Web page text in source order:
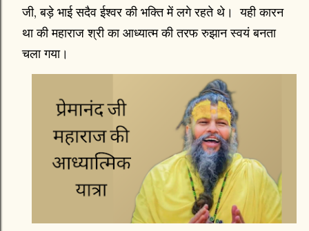
जी, बड़े भाई सदैव ईश्वर की भक्ति में लगे रहते थे। यही कारन
था की महाराज श्री का आध्यात्म की तरफ रुझान स्वयं बनता
चला गया।